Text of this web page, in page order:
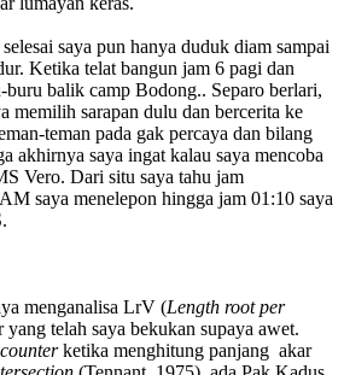
saya pun hanya duduk diam sampai
Ketika telat bangun jam 6 pagi dan
buru balik camp Bodong.. Separo berlari,
memilih sarapan dulu dan bercerita ke
teman pada gak percaya dan bilang
akhirnya saya ingat kalau saya mencoba
Vero. Dari situ saya tahu jam
saya menelepon hingga jam 01:10 saya
menganalisa LrV (Length root per
yang telah saya bekukan supaya awet.
counterketika menghitung panjang akar